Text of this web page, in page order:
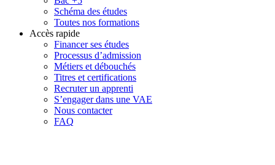
Schéma des études
Toutes nos formations
Accès rapide
Financer ses études
Processus d’admission
Métiers et débouchés
Titres et certifications
Recruter un apprenti
S’engager dans une VAE
Nous contacter
FAQ